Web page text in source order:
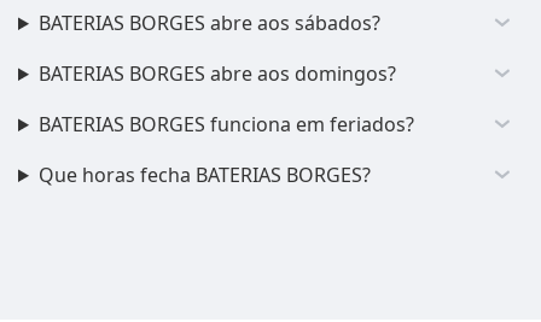
BATERIAS BORGES abre aos sábados?
BATERIAS BORGES abre aos domingos?
BATERIAS BORGES funciona em feriados?
Que horas fecha BATERIAS BORGES?